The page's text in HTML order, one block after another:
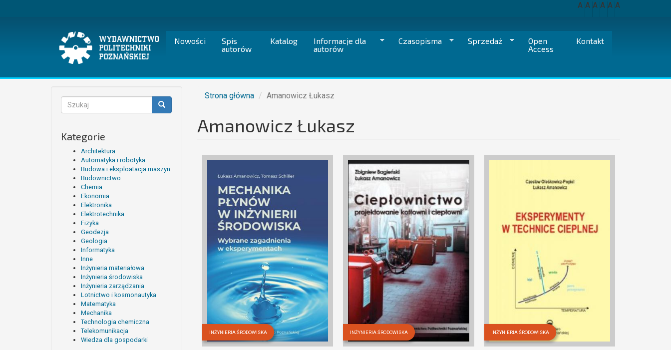
A A A A A A
Nowości
Spis
autorów
Katalog
Informacje dla
autorów
Czasopisma Sprzedaż
Open
Access
Kontakt
Formularz
wyszukiwania
Kategorie
Architektura
Automatyka i robotyka
Budowa i eksploatacja maszyn
Budownictwo
Chemia
Ekonomia
Elektronika
Elektrotechnika
Fizyka
Geodezja
Geologia
Informatyka
Inne
Inżynieria materiałowa
Inżynieria środowiska
Inżynieria zarządzania
Lotnictwo i kosmonautyka
Matematyka
Mechanika
Technologia chemiczna
Telekomunikacja
Wiedza dla gospodarki
Strona główna Amanowicz Łukasz
Amanowicz Łukasz
INŻYNIERIA ŚRODOWISKA INŻYNIERIA ŚRODOWISKA INŻYNIERIA ŚRODOWISKA